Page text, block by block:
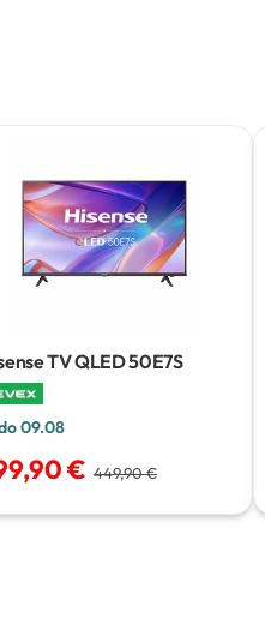
TV QLED 50E7S
09.08
€ 449,90 €